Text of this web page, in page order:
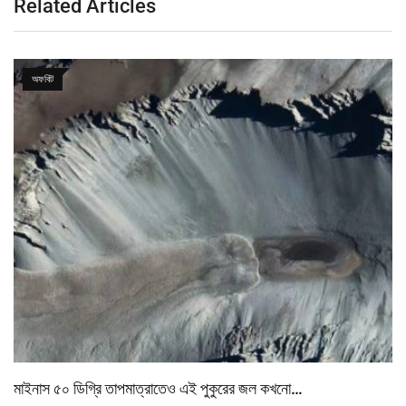
Related Articles
অফবিট
মাইনাস ৫০ ডিগ্রি তাপমাত্রাতেও এই পুকুরের জল কখনো…